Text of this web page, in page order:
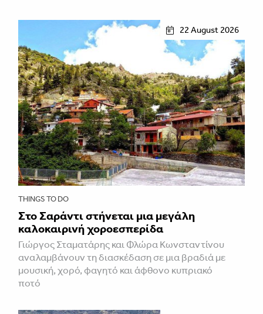
22 August 2026
THINGS TO DO
Στο Σαράντι στήνεται μια μεγάλη
καλοκαιρινή χοροεσπερίδα
Γιώργος Σταματάρης και Φλώρα Κωνσταντίνου
αναλαμβάνουν τη διασκέδαση σε μια βραδιά με
μουσική, χορό, φαγητό και άφθονο κυπριακό
ποτό